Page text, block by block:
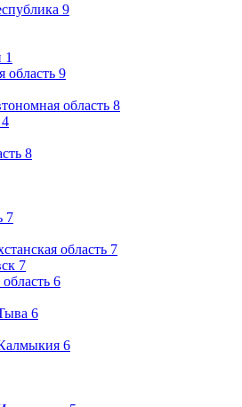
9
1
область 9
область 8
4
8
7
область 7
7
6
6
6